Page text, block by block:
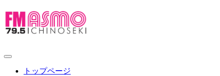
toggle
navigationトップページ